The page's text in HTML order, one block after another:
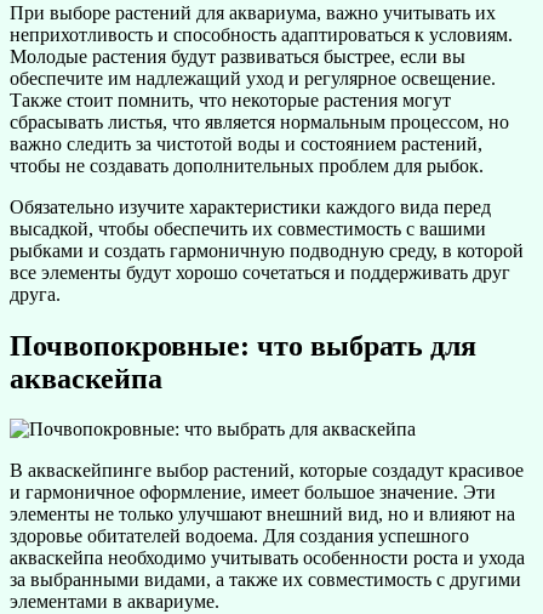
При выборе растений для аквариума, важно учитывать их
неприхотливость и способность адаптироваться к условиям.
Молодые растения будут развиваться быстрее, если вы
обеспечите им надлежащий уход и регулярное освещение.
Также стоит помнить, что некоторые растения могут
сбрасывать листья, что является нормальным процессом, но
важно следить за чистотой воды и состоянием растений,
чтобы не создавать дополнительных проблем для рыбок.
Обязательно изучите характеристики каждого вида перед
высадкой, чтобы обеспечить их совместимость с вашими
рыбками и создать гармоничную подводную среду, в которой
все элементы будут хорошо сочетаться и поддерживать друг
друга.
Почвопокровные: что выбрать для
акваскейпа
В акваскейпинге выбор растений, которые создадут красивое
и гармоничное оформление, имеет большое значение. Эти
элементы не только улучшают внешний вид, но и влияют на
здоровье обитателей водоема. Для создания успешного
акваскейпа необходимо учитывать особенности роста и ухода
за выбранными видами, а также их совместимость с другими
элементами в аквариуме.